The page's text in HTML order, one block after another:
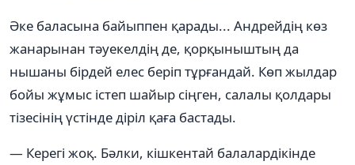
Әке баласына байыппен қарады... Андрейдің көз
жанарынан тәуекелдің де, қорқыныштың да
нышаны бірдей елес беріп тұрғандай. Көп жылдар
бойы жұмыс істеп шайыр сіңген, салалы қолдары
тізесінің үстінде діріл қаға бастады.
— Керегі жоқ. Бәлки, кішкентай балалардікінде